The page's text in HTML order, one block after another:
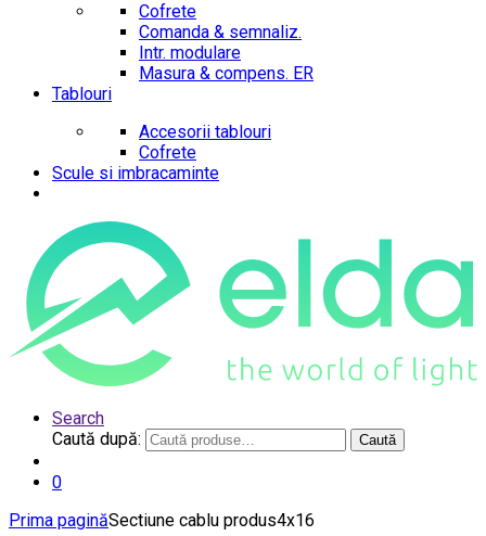
Cofrete
Comanda & semnaliz.
Intr. modulare
Masura & compens. ER
Tablouri
Accesorii tablouri
Cofrete
Scule si imbracaminte
Search
Caută după:
Caută
0
Prima paginăSectiune cablu produs4x16